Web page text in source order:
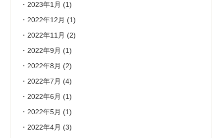
2023年1月 (1)
2022年12月 (1)
2022年11月 (2)
2022年9月 (1)
2022年8月 (2)
2022年7月 (4)
2022年6月 (1)
2022年5月 (1)
2022年4月 (3)